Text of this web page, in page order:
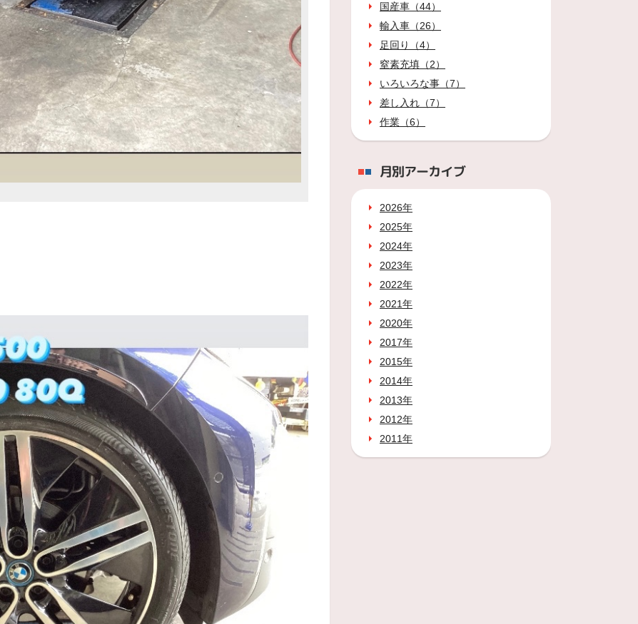
国産車（44）
輸入車（26）
足回り（4）
窒素充填（2）
いろいろな事（7）
差し入れ（7）
作業（6）
月別アーカイブ
2026年
2025年
2024年
2023年
2022年
2021年
2020年
2017年
2015年
2014年
2013年
2012年
2011年